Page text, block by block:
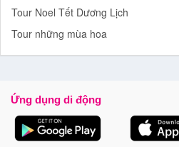
Tour Noel Tết Dương Lịch
Tour những mùa hoa
Ứng dụng di động